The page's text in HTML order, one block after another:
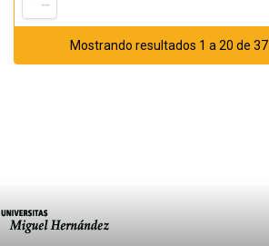
Mostrando resultados 1 a 20 de 37